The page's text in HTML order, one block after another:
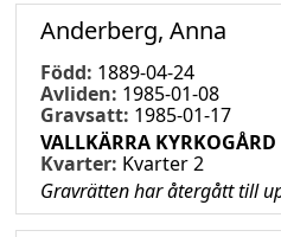
Anderberg, Anna
Född: 1889-04-24
Avliden: 1985-01-08
Gravsatt: 1985-01-17
VALLKÄRRA KYRKOGÅRD
Kvarter: Kvarter 2
Gravrätten har återgått till